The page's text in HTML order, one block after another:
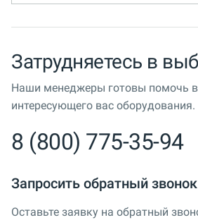
Затрудняетесь в
Наши менеджеры готовы помочь
интересующего вас оборудования.
8 (800) 775-35-94
Запросить обратный звонок
Оставьте заявку на обратный